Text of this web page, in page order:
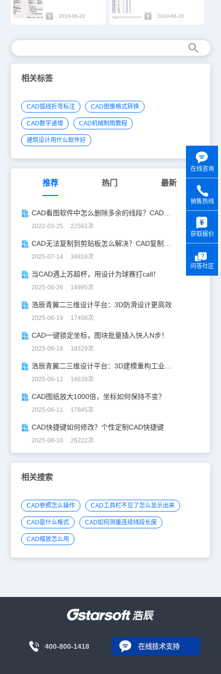
2019-06-20 2019-06-20
相关标签
CAD弧线折弯标注 CAD图像格式转换
CAD数字递增 CAD机械制图教程
建筑设计用什么软件好
推荐 热门 最新
CAD看图软件中怎么删除多余的线段？CAD删除线段方法
2022-03-25 22561次
2025-07-14 34818次
当CAD遇上苏超杯，用设计为球赛打call！
2025-06-26 14995次
浩辰青翼二三维设计平台：3D防滑设计更高效
2025-06-19 17408次
CAD一键锁定坐标，图块批量插入快人N步！
2025-06-18 18329次
2025-06-12 14638次
CAD图纸放大1000倍，坐标如何保持不变？
2025-06-11 17845次
CAD快捷键如何修改？个性定制CAD快捷键
2025-06-10 26222次
相关搜索
CAD参照怎么操作 CAD工具栏不见了怎么显示出来
CAD是什么格式 CAD如何测量连续线段长度
CAD缩放怎么用
400-800-1418 在线技术支持
在线咨询
销售热线
获取报价
问答社区